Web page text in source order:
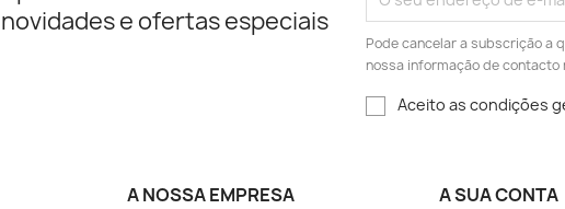
novidades e ofertas especiais
Pode cancelar a subscrição a
nossa informação de contacto
Aceito as condições
A NOSSA EMPRESA A SUA CONTA